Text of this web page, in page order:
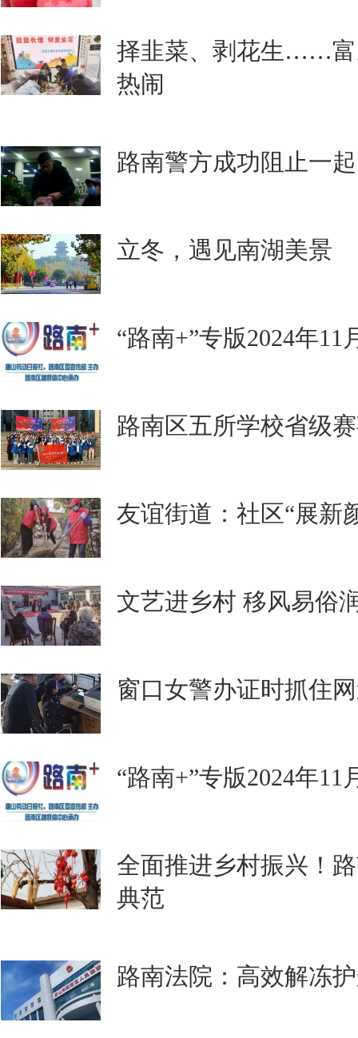
择韭菜、剥花生……富
热闹
路南警方成功阻止一
立冬，遇见南湖美景
“路南+”专版2024年11
路南区五所学校省级
友谊街道：社区“展新
文艺进乡村 移风易俗
窗口女警办证时抓住
“路南+”专版2024年11
全面推进乡村振兴！
典范
路南法院：高效解冻